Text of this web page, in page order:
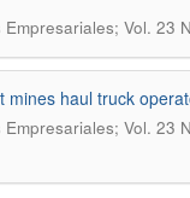
Empresariales; Vol. 23
mines haul truck
Empresariales; Vol. 23